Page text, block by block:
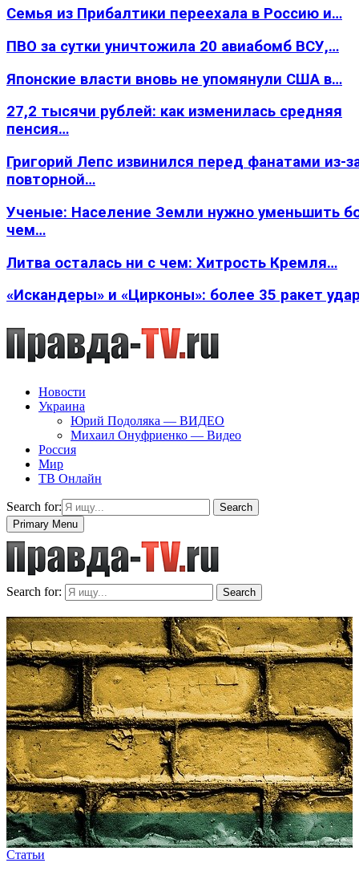
Семья из Прибалтики переехала в Россию и…
ПВО за сутки уничтожила 20 авиабомб ВСУ,…
Японские власти вновь не упомянули США в…
27,2 тысячи рублей: как изменилась средняя
пенсия…
Григорий Лепс извинился перед фанатами из-
повторной…
Ученые: Население Земли нужно уменьшить
чем…
Литва осталась ни с чем: Хитрость Кремля…
«Искандеры» и «Цирконы»: более 35 ракет
Новости
Украина
Юрий Подоляка — ВИДЕО
Михаил Онуфриенко — Видео
Россия
Мир
ТВ Онлайн
Search for:
Search
Primary Menu
Search for: Search
Статьи